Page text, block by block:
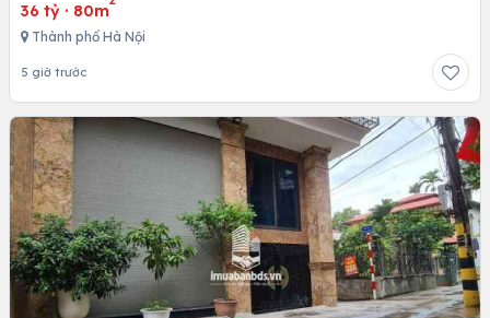
36 tỷ · 80m
Thành phố Hà Nội
5 giờ trước